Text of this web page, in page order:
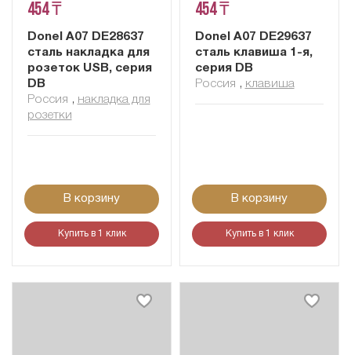
454 ₸
Donel A07 DE28637
сталь накладка для
розеток USB, серия
DB
Россия , накладка для
розетки
В корзину
Купить в 1 клик
454 ₸
Donel A07 DE29637
сталь клавиша 1-я,
серия DB
Россия , клавиша
В корзину
Купить в 1 клик